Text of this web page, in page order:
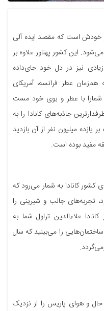
از خودش است که مقصد ایده آلی
این کشور پهناور علاوه بر
نیز در دل خود جای‌داده
عطر فرانسه، آمریکای
شمارا با عطر و بوی خود مست
جاذبه‌های کانادا را به
میلیون نفر از آن بازدید
مفید بوده است.
کشور کانادا به شمار می‌رود که
تجربه‌های جالب و شیرینی را
علاءالدین تراول شما به
را می‌بینید که سال
و هوای پاریس را از نزدیک